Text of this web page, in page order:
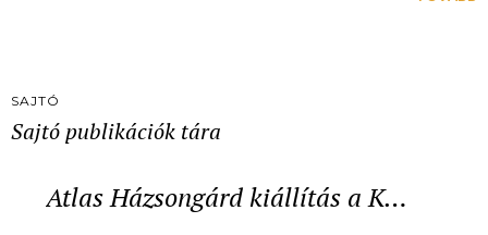
SAJTÓ
Sajtó publikációk tára
Atlas Házsongárd kiállítás a K…